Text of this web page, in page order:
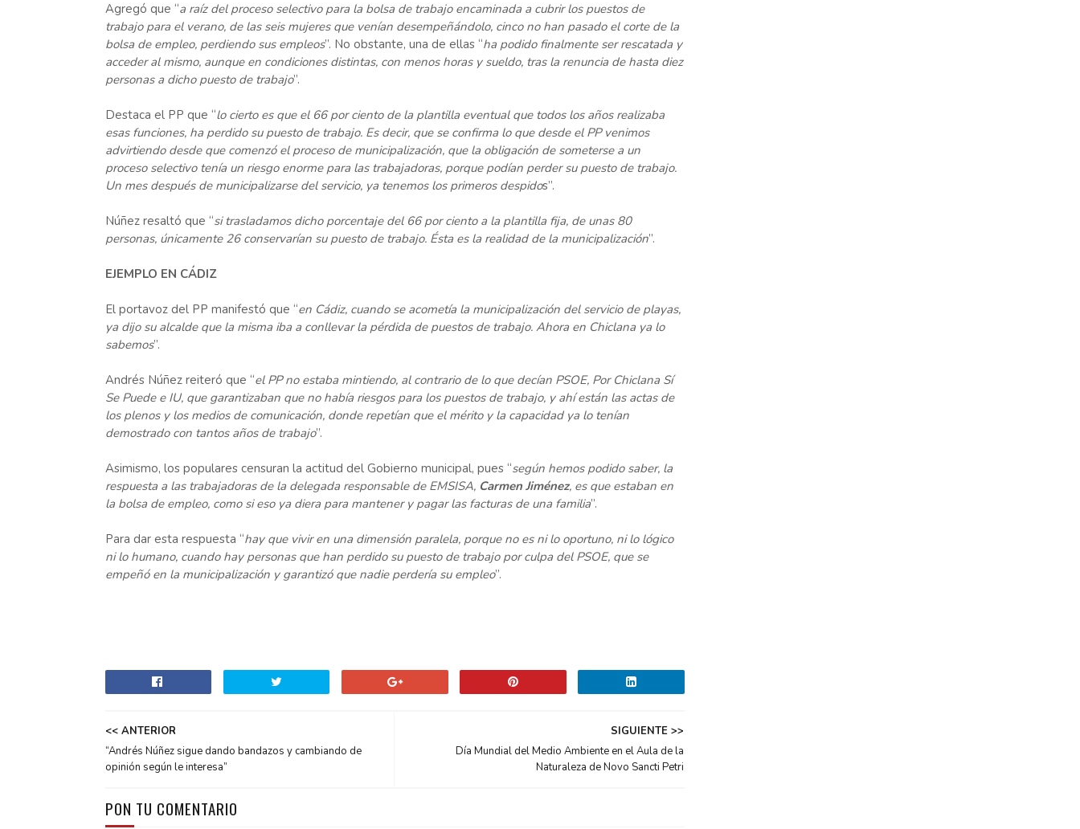
Agregó que “a raíz del proceso selectivo para la bolsa de trabajo encaminada a cubrir los puestos de
trabajo para el verano, de las seis mujeres que venían desempeñándolo, cinco no han pasado el corte de la
bolsa de empleo, perdiendo sus empleos”. No obstante, una de ellas “ha podido finalmente ser rescatada y
acceder al mismo, aunque en condiciones distintas, con menos horas y sueldo, tras la renuncia de hasta diez
personas a dicho puesto de trabajo”.
Destaca el PP que “lo cierto es que el 66 por ciento de la plantilla eventual que todos los años realizaba
esas funciones, ha perdido su puesto de trabajo. Es decir, que se confirma lo que desde el PP venimos
advirtiendo desde que comenzó el proceso de municipalización, que la obligación de someterse a un
proceso selectivo tenía un riesgo enorme para las trabajadoras, porque podían perder su puesto de trabajo.
Un mes después de municipalizarse del servicio, ya tenemos los primeros despidos”.
Núñez resaltó que “si trasladamos dicho porcentaje del 66 por ciento a la plantilla fija, de unas 80
personas, únicamente 26 conservarían su puesto de trabajo. Ésta es la realidad de la municipalización”.
EJEMPLO EN CÁDIZ
El portavoz del PP manifestó que “en Cádiz, cuando se acometía la municipalización del servicio de playas,
ya dijo su alcalde que la misma iba a conllevar la pérdida de puestos de trabajo. Ahora en Chiclana ya lo
sabemos”.
Andrés Núñez reiteró que “el PP no estaba mintiendo, al contrario de lo que decían PSOE, Por Chiclana Sí
Se Puede e IU, que garantizaban que no había riesgos para los puestos de trabajo, y ahí están las actas de
los plenos y los medios de comunicación, donde repetían que el mérito y la capacidad ya lo tenían
demostrado con tantos años de trabajo”.
Asimismo, los populares censuran la actitud del Gobierno municipal, pues “según hemos podido saber, la
respuesta a las trabajadoras de la delegada responsable de EMSISA, Carmen Jiménez, es que estaban en
la bolsa de empleo, como si eso ya diera para mantener y pagar las facturas de una familia”.
Para dar esta respuesta “hay que vivir en una dimensión paralela, porque no es ni lo oportuno, ni lo lógico
ni lo humano, cuando hay personas que han perdido su puesto de trabajo por culpa del PSOE, que se
empeñó en la municipalización y garantizó que nadie perdería su empleo”.
SIGUIENTE >>
Día Mundial del Medio Ambiente en el Aula de la
Naturaleza de Novo Sancti Petri
<< ANTERIOR
“Andrés Núñez sigue dando bandazos y cambiando de
opinión según le interesa”
PON TU COMENTARIO